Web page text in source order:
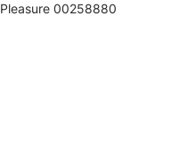
Pleasure 00258880